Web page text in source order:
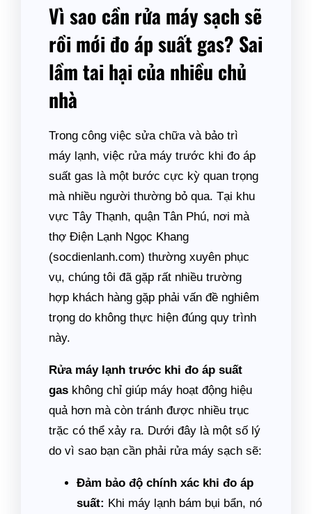
Vì sao cần rửa máy sạch sẽ
rồi mới đo áp suất gas? Sai
lầm tai hại của nhiều chủ
nhà
Trong công việc sửa chữa và bảo trì
máy lạnh, việc rửa máy trước khi đo áp
suất gas là một bước cực kỳ quan trọng
mà nhiều người thường bỏ qua. Tại khu
vực Tây Thạnh, quận Tân Phú, nơi mà
thợ Điện Lạnh Ngọc Khang
(socdienlanh.com) thường xuyên phục
vụ, chúng tôi đã gặp rất nhiều trường
hợp khách hàng gặp phải vấn đề nghiêm
trọng do không thực hiện đúng quy trình
này.
Rửa máy lạnh trước khi đo áp suất
gas không chỉ giúp máy hoạt động hiệu
quả hơn mà còn tránh được nhiều trục
trặc có thể xảy ra. Dưới đây là một số lý
do vì sao bạn cần phải rửa máy sạch sẽ:
Đảm bảo độ chính xác khi đo áp
suất: Khi máy lạnh bám bụi bẩn, nó